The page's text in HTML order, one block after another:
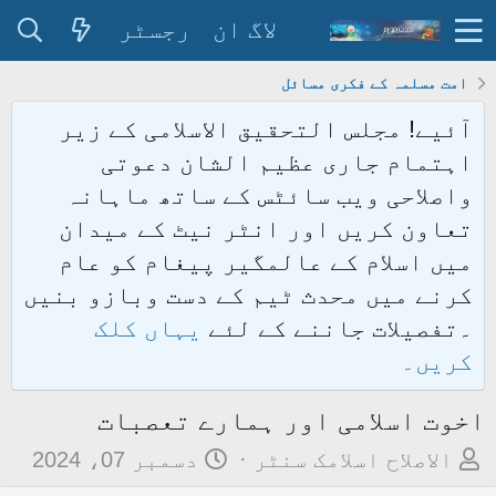
لاگ ان رجسٹر
امت مسلمہ کے فکری مسائل
آئیے! مجلس التحقیق الاسلامی کے زیر
اہتمام جاری عظیم الشان دعوتی
واصلاحی ویب سائٹس کے ساتھ ماہانہ
تعاون کریں اور انٹر نیٹ کے میدان
میں اسلام کے عالمگیر پیغام کو عام
کرنے میں محدث ٹیم کے دست وبازو بنیں
۔تفصیلات جاننے کے لئے یہاں کلک
کریں۔
اخوت اسلامی اور ہمارے تعصبات
مالاصلاح اسلامک سنٹر
ت
دسمبر 07، 2024